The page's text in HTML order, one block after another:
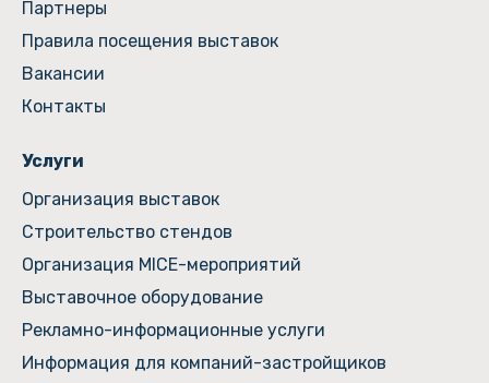
Партнеры
Правила посещения выставок
Вакансии
Контакты
Услуги
Организация выставок
Строительство стендов
Организация MICE-мероприятий
Выставочное оборудование
Рекламно-информационные услуги
Информация для компаний-застройщиков